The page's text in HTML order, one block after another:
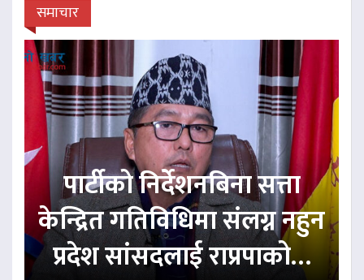
समाचार
पार्टीको निर्देशनबिना सत्ता
केन्द्रित गतिविधिमा संलग्न नहुन
प्रदेश सांसदलाई राप्रपाको…